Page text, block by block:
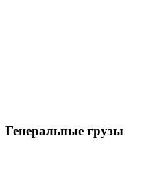
Генеральные грузы